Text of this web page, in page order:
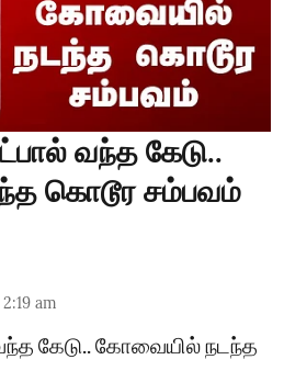
வந்த கேடு..
கொடூர சம்பவம்
am
கேடு.. கோவையில் நடந்த